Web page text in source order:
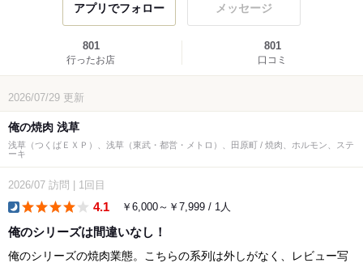
アプリでフォロー メッセージ
801
行ったお店
801
口コミ
2026/07/29 更新
俺の焼肉 浅草
浅草（つくばＥＸＰ）、浅草（東武・都営・メトロ）、田原町 / 焼肉、ホルモン、ステ
ーキ
2026/07 訪問 1回目
4.1 ￥6,000～￥7,999 / 1人
俺のシリーズは間違いなし！
俺のシリーズの焼肉業態。こちらの系列は外しがなく、レビュー写